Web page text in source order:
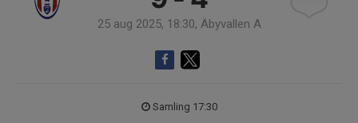
25 aug 2025, 18:30, Äbyvallen A
Samling 17:30